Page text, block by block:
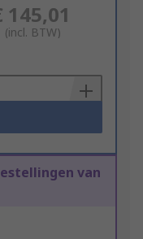
145,01
(incl. BTW)
van